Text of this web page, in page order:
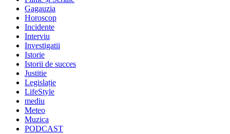
Gagauzia
Horoscop
Incidente
Interviu
Investigatii
Istorie
Istorii de succes
Justitie
Legislație
LifeStyle
mediu
Meteo
Muzica
PODCAST